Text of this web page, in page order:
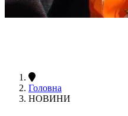
Головна
НОВИНИ